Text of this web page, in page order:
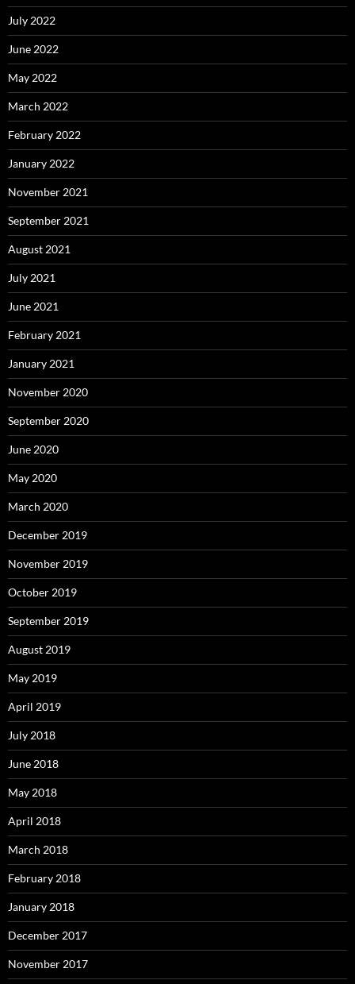
July 2022
June 2022
May 2022
March 2022
February 2022
January 2022
November 2021
September 2021
August 2021
July 2021
June 2021
February 2021
January 2021
November 2020
September 2020
June 2020
May 2020
March 2020
December 2019
November 2019
October 2019
September 2019
August 2019
May 2019
April 2019
July 2018
June 2018
May 2018
April 2018
March 2018
February 2018
January 2018
December 2017
November 2017